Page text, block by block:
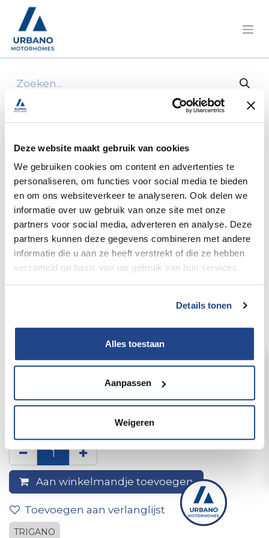
Deze website maakt gebruik van cookies
We gebruiken cookies om content en advertenties te
personaliseren, om functies voor social media te bieden
en om ons websiteverkeer te analyseren. Ook delen we
informatie over uw gebruik van onze site met onze
partners voor social media, adverteren en analyse. Deze
partners kunnen deze gegevens combineren met andere
informatie die u aan ze heeft verstrekt of die ze hebben
verzameld op basis van uw gebruik van hun services.
Details tonen
Alles toestaan
Aanpassen
Weigeren
Alle producten
Achterwand lavabo badkamer chausson
Achterwand lavabo badkamer
chausson
Aan winkelmandje toevoegen
Toevoegen aan verlanglijst
TRIGANO